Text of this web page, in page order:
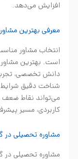
افزایش می‌دهد.
معرفی بهترین
انتخاب مشاور
است. بهترین
دانش تخصصی، تجربه
شناخت دقیق شرایط
می‌تواند نقاط ضعف
کاربردی، مسیر
مشاوره تحصیلی
مشاوره تحصیلی در